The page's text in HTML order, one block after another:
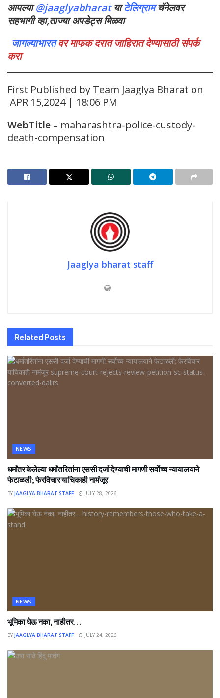
आपल्या@jaaglyabharatयाटेलिग्रामचॅनेलवर
सहभागी व्हा,ताज्या अपडेट्स मिळवा
जागल्याभारतवर माफक दरात जाहिरात देण्यासाठी संपर्क
करा
First Published by Team Jaaglya Bharat on
APR 15,2024 | 18:06 PM
WebTitle – maharashtra-police-custody-
death-compensation
Jaaglya bharat staff
Related Posts
NEWS
धर्मांतर केलेल्या धर्मांतरितांना एससी दर्जा देण्याची मागणी सर्वोच्च न्यायालयाने
फेटाळली; फेरविचार याचिकाही नामंजूर
BY JAAGLYA BHARAT STAFF JULY 28, 2026
NEWS
भूमिका घेऊ नका, नाहीतर…
BY JAAGLYA BHARAT STAFF JULY 24, 2026